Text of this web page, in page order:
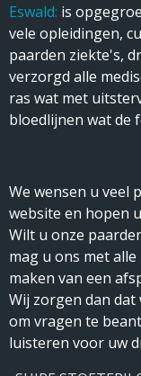
Eswald: is
vele opleidingen,
paarden ziekte's,
verzorgd alle
ras wat met
bloedlijnen wat de
We wensen u veel
website en hopen
Wilt u onze
mag u ons met
maken van een
Wij zorgen dan
om vragen te
luisteren voor uw